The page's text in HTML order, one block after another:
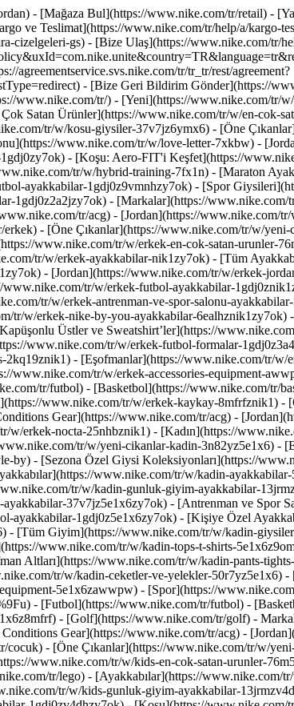
- [Mağaza Bul](https://www.nike.com/tr/retail) -
ve Teslimat](https://www.nike.com/tr/help/a/kargo-
cizelgeleri-gs) - [Bize Ulaş](https://www.nike.com/tr/
agreementservice.svs.nike.com/tr/tr_tr/rest/agreement?
- [Bize Geri Bildirim Gönder](https://
www.nike.com/tr/) - [Yeni](https://www.nike.com/tr/
Satan Ürünler](https://www.nike.com/tr/w/en-cok-
tr/w/kosu-giysiler-37v7jz6ymx6) - [Öne
www.nike.com/tr/w/love-letter-7xkbw) -
- [Koşu: Aero-FIT'i Keşfet](https://
tr/w/hybrid-training-7fx1n) - [Maraton
ayakkabilar-1gdj0z9vmnhzy7ok) - [Spor
1gdj0z2a2jzy7ok) - [Markalar](https://www.nike.com/
tr/acg) - [Jordan](https://www.nike.com/
- [Öne Çıkanlar](https://www.nike.com/tr/w/
www.nike.com/tr/w/erkek-en-cok-satan-urunler-
tr/w/erkek-ayakkabilar-nik1zy7ok) - [Tüm
- [Jordan](https://www.nike.com/tr/w/erkek-
tr/w/erkek-futbol-ayakkabilar-
tr/w/erkek-antrenman-ve-spor-salonu-
tr/w/erkek-nike-by-you-ayakkabilar-6ealhznik1zy7ok)
Üstler ve Sweatshirt’ler](https://
www.nike.com/tr/w/erkek-futbol-formalar-
- [Eşofmanlar](https://www.nike.com/tr/
www.nike.com/tr/w/erkek-accessories-equipment-
tr/futbol) - [Basketbol](https://www.nike.com/tr/
www.nike.com/tr/w/erkek-kaykay-8mfrfznik1)
Gear](https://www.nike.com/tr/acg) -
erkek-nocta-25nhbznik1) - [Kadın](https://
tr/w/yeni-cikanlar-kadin-3n82yz5e1x6) -
by) - [Sezona Özel Giysi Koleksiyonları](https://
www.nike.com/tr/w/kadin-
tr/w/kadin-gunluk-giyim-ayakkabilar-
37v7jz5e1x6zy7ok) - [Antrenman ve Spor
1gdj0z5e1x6zy7ok) - [Kişiye Özel
[Tüm Giyim](https://www.nike.com/tr/w/kadin-
www.nike.com/tr/w/kadin-tops-t-shirts-
Altları](https://www.nike.com/tr/w/kadin-pants-
tr/w/kadin-ceketler-ve-yelekler-50r7yz5e1x6)
5e1x6zawwpw) - [Spor](https://
- [Futbol](https://www.nike.com/tr/futbol) -
- [Golf](https://www.nike.com/tr/golf) -
Gear](https://www.nike.com/tr/acg) -
- [Öne Çıkanlar](https://www.nike.com/tr/w/
www.nike.com/tr/w/kids-en-cok-satan-urunler-
tr/lego) - [Ayakkabılar](https://www.nike.com/
tr/w/kids-gunluk-giyim-ayakkabilar-